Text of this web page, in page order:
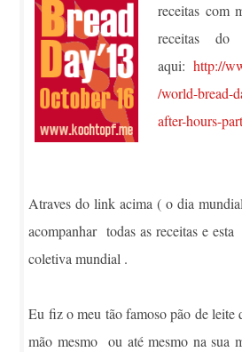
receitas com
receitas do
aqui: http://
/world-bread-
after-hours-
Atraves do link acima ( o dia
acompanhar todas as receitas e
coletiva mundial .
Eu fiz o meu tão famoso pão de leite
mão mesmo ou até mesmo na sua